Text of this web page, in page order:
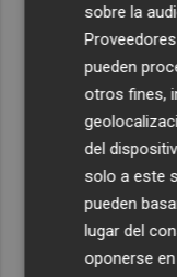
sobre la
pueden
otros fines,
del
solo a este
pueden
lugar del
oponerse